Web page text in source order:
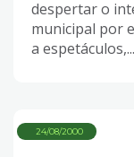
despertar o
municipal por
a espetáculos,...
24/08/2000